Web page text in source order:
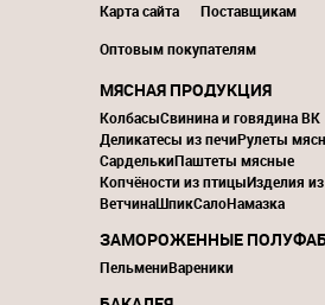
Карта сайта
Поставщикам
Оптовым покупателям
МЯСНАЯ ПРОДУКЦИЯ
КолбасыСвинина и говядина ВК
Деликатесы из печиРулеты
СарделькиПаштеты мясные
Копчёности из птицыИзделия
ВетчинаШпикСалоНамазка
ЗАМОРОЖЕННЫЕ
ПельмениВареники